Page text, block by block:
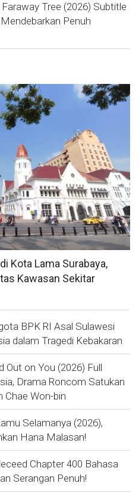
Tree (2026) Subtitle
Penuh
Kota Lama Surabaya,
Kawasan Sekitar
BPK RI Asal Sulawesi
dalam Tragedi Kebakaran
Out on You (2026) Full
Drama Roncom Satukan
Chae Won-bin
Selamanya (2026),
Hana Malasan!
Chapter 400 Bahasa
Serangan Penuh!